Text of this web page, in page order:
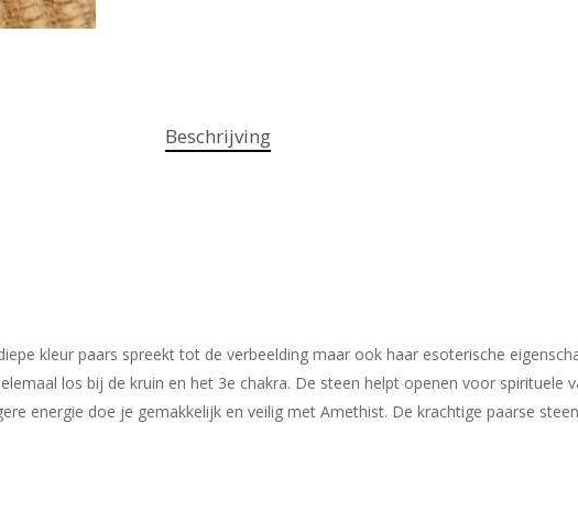
Beschrijving
kleur paars spreekt tot de verbeelding maar ook haar esoterische
los bij de kruin en het 3e chakra. De steen helpt openen voor spirituele
energie doe je gemakkelijk en veilig met Amethist. De krachtige paarse